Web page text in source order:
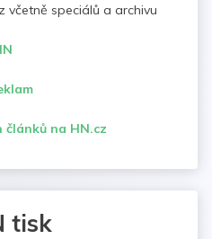
včetně speciálů a archivu
článků na HN.cz
tisk